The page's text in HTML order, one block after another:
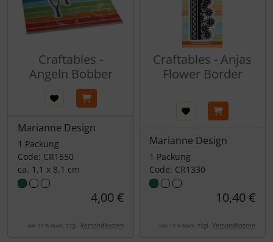
Craftables -
Angeln Bobber
Marianne Design
1 Packung
Code: CR1550
ca. 1,1 x 8,1 cm
4,00 €
inkl. 19 % MwSt. zzgl. Versandkosten
Craftables - Anjas
Flower Border
Marianne Design
1 Packung
Code: CR1330
10,40 €
inkl. 19 % MwSt. zzgl. Versandkosten